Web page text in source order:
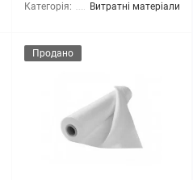
Категорія:
Витратні матеріали
Продано